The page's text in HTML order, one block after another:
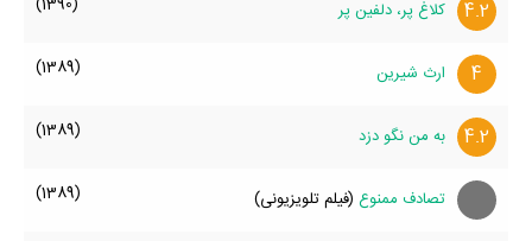
4.2 کلاغ پر، دلفین پر
4 ارث شیرین (1389)
4.2 به من نگو دزد (1389)
تصادف ممنوع (فیلم تلویزیونی) (1389)